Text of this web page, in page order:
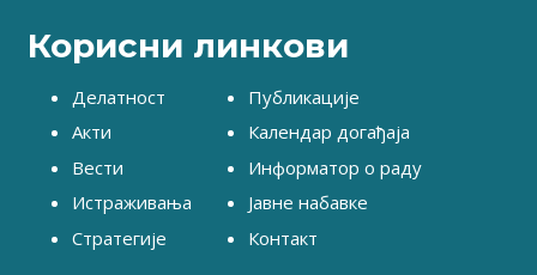
Корисни линкови
Делатност
Акти
Вести
Истраживања
Стратегије
Публикације
Календар догађаја
Информатор о раду
Јавне набавке
Контакт